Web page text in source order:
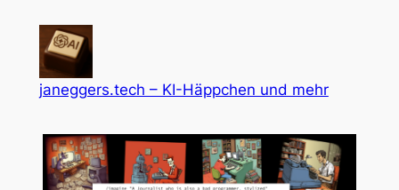
springen
janeggers.tech – KI-Häppchen und mehr